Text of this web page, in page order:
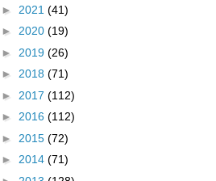
► 2021 (41)
► 2020 (19)
► 2019 (26)
► 2018 (71)
► 2017 (112)
► 2016 (112)
► 2015 (72)
► 2014 (71)